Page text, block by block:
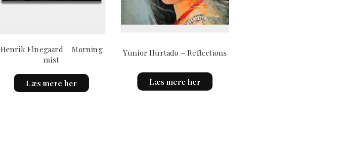
Henrik Elnegaard – Morning
mist
Læs mere her
Yunior Hurtado – Reflections
Læs mere her